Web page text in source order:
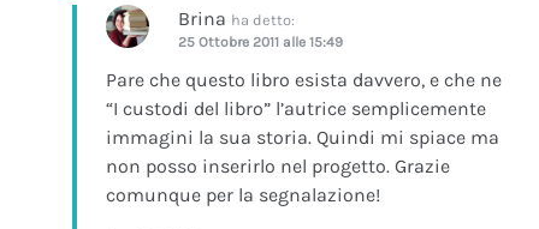
Brina ha detto:
25 Ottobre 2011 alle 15:49
Pare che questo libro esista davvero, e che ne
“I custodi del libro” l’autrice semplicemente
immagini la sua storia. Quindi mi spiace ma
non posso inserirlo nel progetto. Grazie
comunque per la segnalazione!